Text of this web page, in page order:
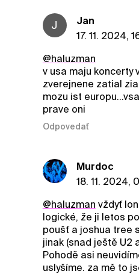
J
Jan
17. 11. 2024,
@haluzman
v usa maju koncerty
zverejnene zatial
mozu ist
prave oni
Odpovedať
Murdoc
18. 11. 2024,
@haluzman vždyť
logické, že ji letos
poušť a joshua tree
jinak (snad ještě U2
Pohodě asi
uslyšíme. za mě to